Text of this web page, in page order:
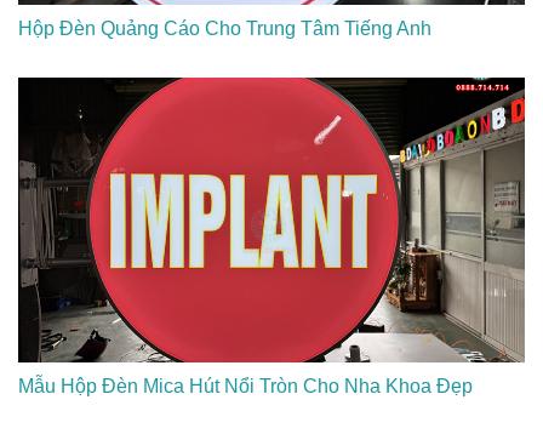
Hộp Đèn Quảng Cáo Cho Trung Tâm Tiếng Anh
Mẫu Hộp Đèn Mica Hút Nổi Tròn Cho Nha Khoa Đẹp